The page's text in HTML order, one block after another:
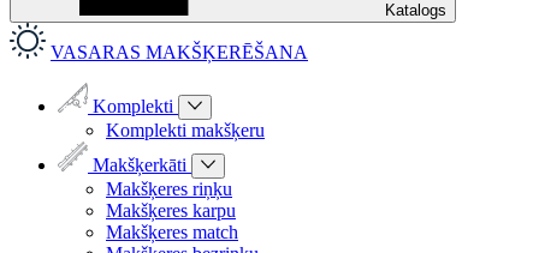
Katalogs
VASARAS MAKŠĶERĒŠANA
Komplekti
Komplekti makšķeru
Makšķerkāti
Makšķeres riņķu
Makšķeres karpu
Makšķeres match